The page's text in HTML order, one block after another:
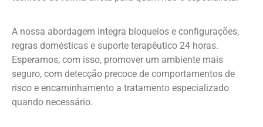
A nossa abordagem integra bloqueios e configurações,
regras domésticas e suporte terapêutico 24 horas.
Esperamos, com isso, promover um ambiente mais
seguro, com detecção precoce de comportamentos de
risco e encaminhamento a tratamento especializado
quando necessário.